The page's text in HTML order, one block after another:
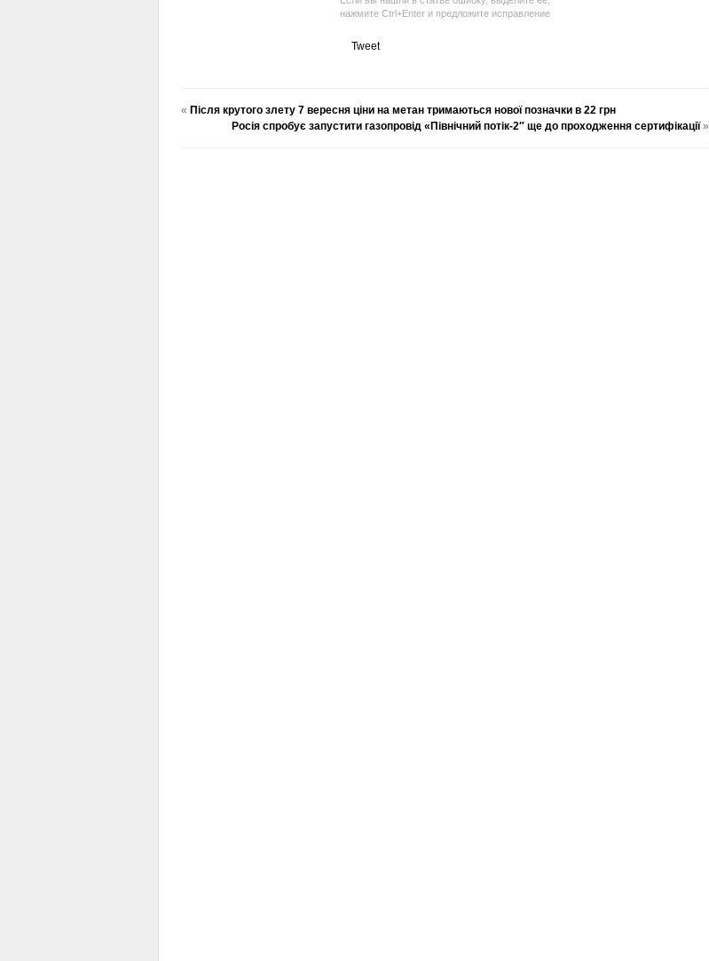
нажмите Ctrl+Enter и предложите исправление
Tweet
« Після крутого злету 7 вересня ціни на метан тримаються нової позначки в 22 грн
Росія спробує запустити газопровід «Північний потік-2″ ще до проходження сертифікації»